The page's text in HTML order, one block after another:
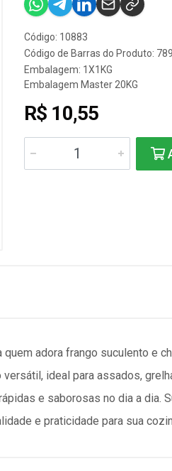
Código: 10883
Código de Barras do Produto:
Embalagem: 1X1KG
Embalagem Master 20KG
R$ 10,55
adora frango suculento e
ideal para assados,
e saborosas no dia a dia.
e praticidade para sua